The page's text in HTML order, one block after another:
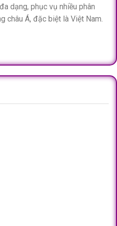
dạng, phục vụ nhiều phân
châu Á, đặc biệt là Việt Nam.